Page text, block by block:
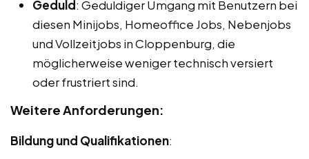
Geduld: Geduldiger Umgang mit Benutzern bei
diesen Minijobs, Homeoffice Jobs, Nebenjobs
und Vollzeitjobs in Cloppenburg, die
möglicherweise weniger technisch versiert
oder frustriert sind.
Weitere Anforderungen:
Bildung und Qualifikationen: